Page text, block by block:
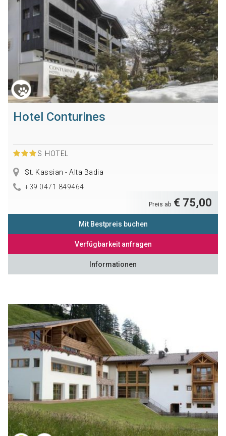
Hotel Conturines
S HOTEL
St. Kassian - Alta Badia
+39 0471 849464
Preis ab € 75,00
Mit Bestpreis buchen
Verfügbarkeit anfragen
Informationen